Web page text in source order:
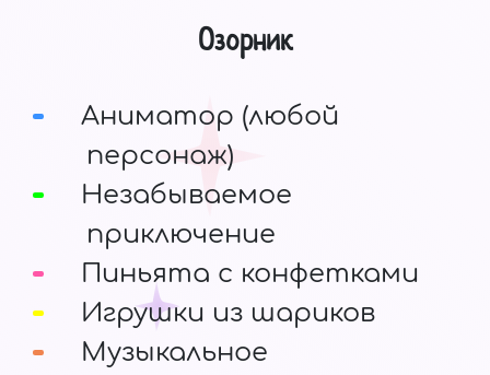
Озорник
Аниматор (любой
персонаж)
Незабываемое
приключение
Пиньята с конфетками
Игрушки из шариков
Музыкальное